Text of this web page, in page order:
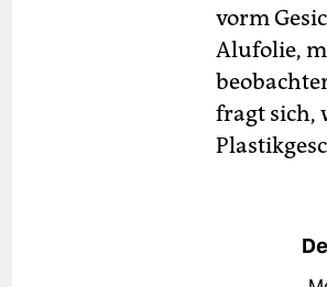
vorm
Alufolie,
fragt sich,